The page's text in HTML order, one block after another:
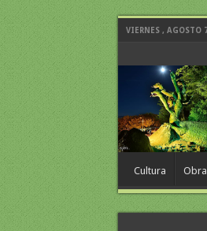
VIERNES , AGOSTO
Cultura